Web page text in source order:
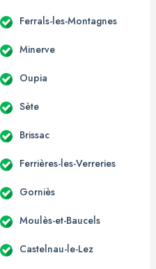
Ferrals-les-Montagnes
Minerve
Oupia
Sète
Brissac
Ferrières-les-Verreries
Gorniès
Moulès-et-Baucels
Castelnau-le-Lez